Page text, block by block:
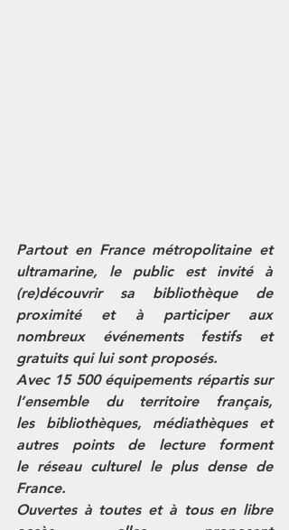
Partout en France métropolitaine et
ultramarine, le public est invité à
(re)découvrir sa bibliothèque de
proximité et à participer aux
nombreux événements festifs et
gratuits qui lui sont proposés.
Avec 15 500 équipements répartis sur
l’ensemble du territoire français,
les bibliothèques, médiathèques et
autres points de lecture forment
le réseau culturel le plus dense de
France.
Ouvertes à toutes et à tous en libre